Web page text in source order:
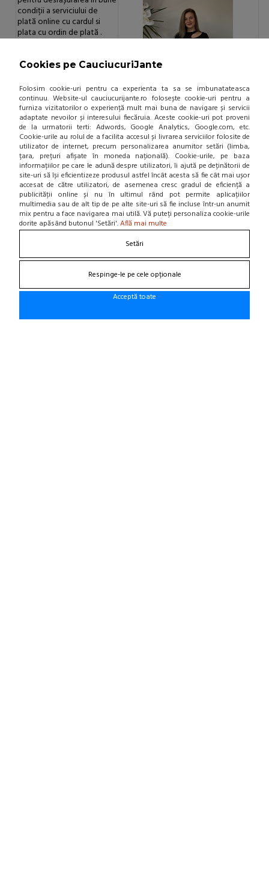
Cookies pe CauciucuriJante
Folosim cookie-uri pentru ca experienta ta sa se imbunatateasca
continuu. Website-ul cauciucurijante.ro folosește cookie-uri pentru a
furniza vizitatorilor o experiență mult mai buna de navigare și servicii
adaptate nevoilor și interesului fiecăruia. Aceste cookie-uri pot proveni
de la urmatorii terti: Adwords, Google Analytics, Google.com, etc.
Cookie-urile au rolul de a facilita accesul și livrarea serviciilor folosite de
utilizator de internet, precum personalizarea anumitor setări (limba,
țara, prețuri afișate în moneda națională). Cookie-urile, pe baza
informațiilor pe care le adună despre utilizatori, îi ajută pe deținătorii de
site-uri să își eficientizeze produsul astfel încât acesta să fie cât mai ușor
accesat de către utilizatori, de asemenea cresc gradul de eficiență a
publicității online și nu în ultimul rând pot permite aplicațiilor
multimedia sau de alt tip de pe alte site-uri să fie incluse într-un anumit
mix pentru a face navigarea mai utilă. Vă puteți personaliza cookie-urile
dorite apăsând butonul 'Setări'.Află mai multe
Setări
Respinge-le pe cele opționale
Acceptă toate
condiții a serviciului de
plată online cu cardul si
plata cu ordin de plată .
Magazin online de anvelope si jante
Modalitati de plata